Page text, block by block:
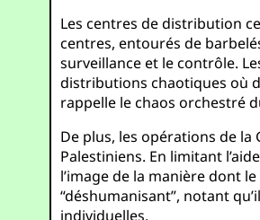
Les centres de distribution
centres, entourés de
surveillance et le contrôle.
distributions chaotiques où
rappelle le chaos orchestré
De plus, les opérations de la
Palestiniens. En limitant
l’image de la manière dont
“déshumanisant”, notant
individuelles.